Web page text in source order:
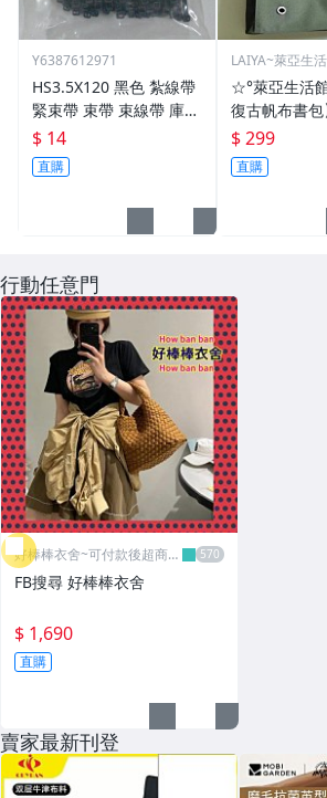
Y6387612971
HS3.5X120 黑色 紮線帶
緊束帶 束帶 束線帶 庫存
出清大特價 3.5*120
$ 14
直購
LAIYA~萊亞生
☆°萊亞生活
復古帆布書
包-高中書包
$ 299
直購
行動任意門
好棒棒衣舍~可付款後超商取
貨
FB搜尋 好棒棒衣舍
$ 1,690
直購
賣家最新刊登